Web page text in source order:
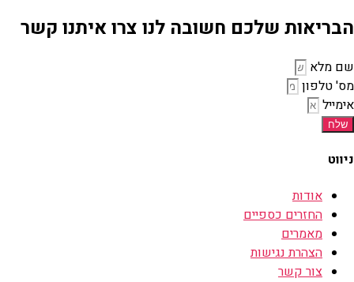
הבריאות שלכם חשובה לנו צרו איתנו קשר
שם מלא
מס' טלפון
אימייל
שלח
ניווט
אודות
החזרים כספיים
מאמרים
הצהרת נגישות
צור קשר